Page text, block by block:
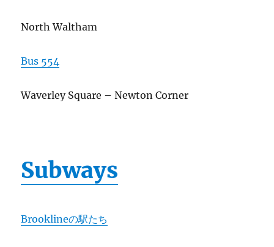
North Waltham
Bus 554
Waverley Square – Newton Corner
Subways
Brooklineの駅たち